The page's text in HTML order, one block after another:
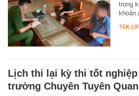
trọng
khoản
TEK-
Lịch thi lại kỳ thi tốt nghiệp
trường Chuyên Tuyên